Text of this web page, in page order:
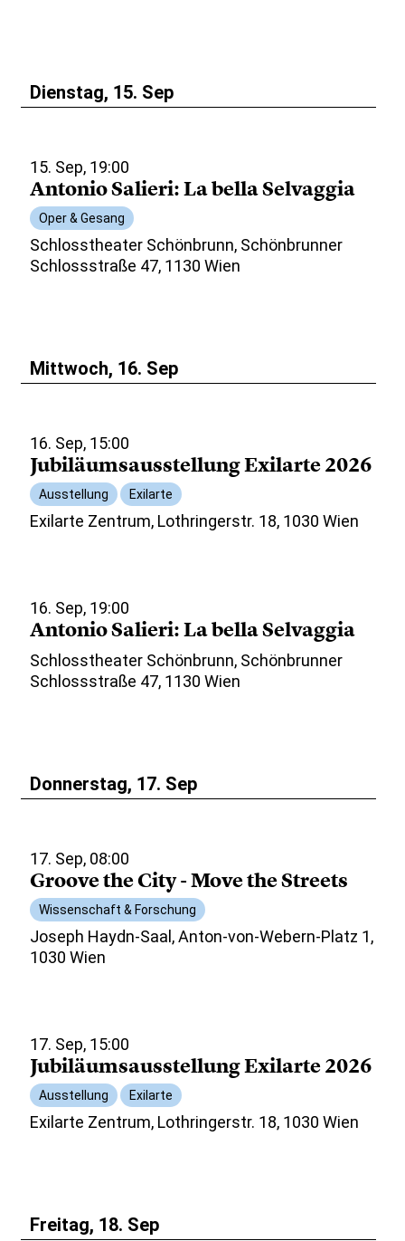
Dienstag, 15. Sep
15. Sep, 19:00
Antonio Salieri: La bella Selvaggia
Oper & Gesang
Schlosstheater Schönbrunn, Schönbrunner
Schlossstraße 47, 1130 Wien
Mittwoch, 16. Sep
16. Sep, 15:00
Jubiläumsausstellung Exilarte 2026
Ausstellung Exilarte
Exilarte Zentrum, Lothringerstr. 18, 1030 Wien
16. Sep, 19:00
Antonio Salieri: La bella Selvaggia
Schlosstheater Schönbrunn, Schönbrunner
Schlossstraße 47, 1130 Wien
Donnerstag, 17. Sep
17. Sep, 08:00
Groove the City - Move the Streets
Wissenschaft & Forschung
Joseph Haydn-Saal, Anton-von-Webern-Platz 1,
1030 Wien
17. Sep, 15:00
Jubiläumsausstellung Exilarte 2026
Ausstellung Exilarte
Exilarte Zentrum, Lothringerstr. 18, 1030 Wien
Freitag, 18. Sep